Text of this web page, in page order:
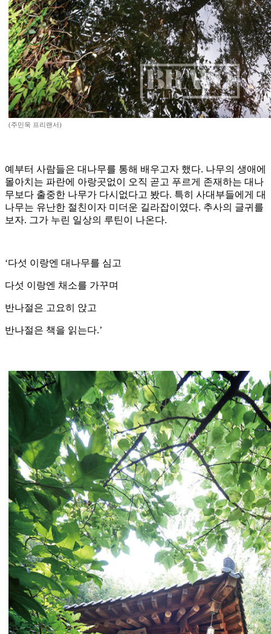
(주민욱 프리랜서)
예부터 사람들은 대나무를 통해 배우고자 했다. 나무의 생애에
몰아치는 파란에 아랑곳없이 오직 곧고 푸르게 존재하는 대나
무보다 출중한 나무가 다시없다고 봤다. 특히 사대부들에게 대
나무는 유난한 절친이자 미더운 길라잡이였다. 추사의 글귀를
보자. 그가 누린 일상의 루틴이 나온다.
‘다섯 이랑엔 대나무를 심고
다섯 이랑엔 채소를 가꾸며
반나절은 고요히 앉고
반나절은 책을 읽는다.’